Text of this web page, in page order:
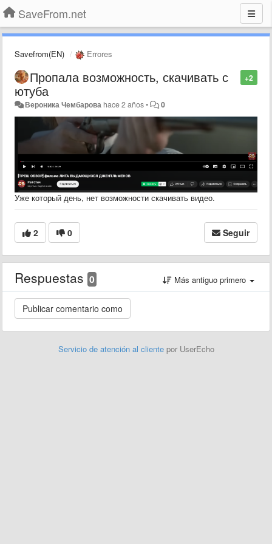
SaveFrom.net
Savefrom(EN) Errores
+2
Пропала возможность, скачивать с
ютуба
Вероника Чембарова hace 2 años• 0
Уже который день, нет возможности скачивать видео.
2 0 Seguir
Respuestas 0 Más antiguo primero
Servicio de atención al cliente por UserEcho